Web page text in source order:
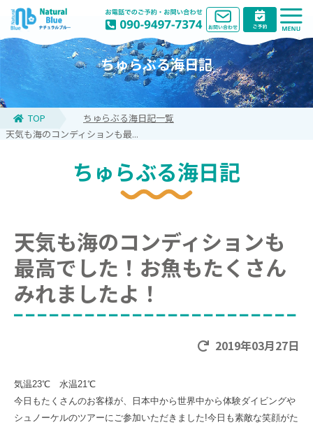
ちゅらぶる海日記
TOP
ちゅらぶる海日記一覧
天気も海のコンディションも最...
ちゅらぶる海日記
天気も海のコンディションも
最高でした！お魚もたくさん
みれましたよ！
2019年03月27日
気温23℃ 水温21℃
今日もたくさんのお客様が、日本中から世界中から体験ダイビングや
シュノーケルのツアーにご参加いただきました!今日も素敵な笑顔がた